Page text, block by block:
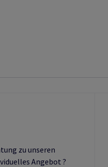
zu unseren
Angebot ?